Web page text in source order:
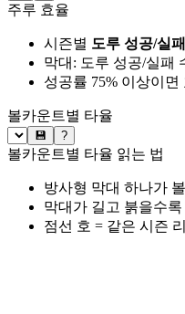
주루 효율
시즌별 도루 성공/실패
막대: 도루 성공/실패
성공률 75% 이상이면
볼카운트별 타율
💾 ?
볼카운트별 타율 읽는 법
방사형 막대 하나가
막대가 길고 붉을수
점선 호 = 같은 시즌